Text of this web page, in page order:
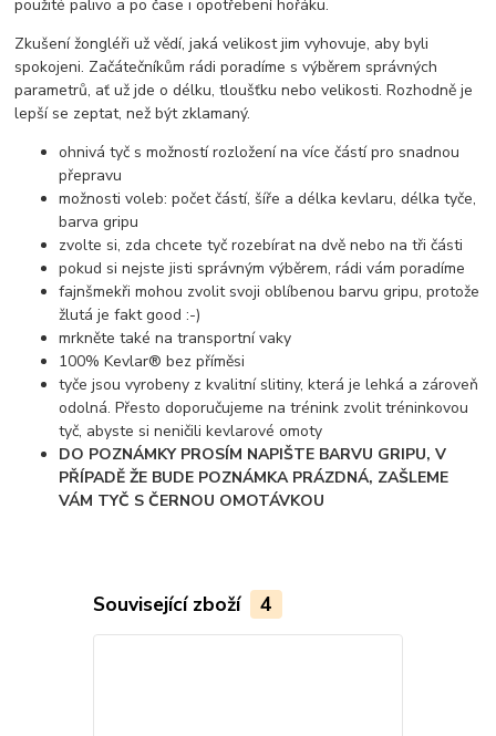
použité palivo a po čase i opotřebení hořáku.
Zkušení žongléři už vědí, jaká velikost jim vyhovuje, aby byli
spokojeni. Začátečníkům rádi poradíme s výběrem správných
parametrů, ať už jde o délku, tloušťku nebo velikosti. Rozhodně je
lepší se zeptat, než být zklamaný.
ohnivá tyč s možností rozložení na více částí pro snadnou
přepravu
možnosti voleb: počet částí, šíře a délka kevlaru, délka tyče,
barva gripu
zvolte si, zda chcete tyč rozebírat na dvě nebo na tři části
pokud si nejste jisti správným výběrem, rádi vám poradíme
fajnšmekři mohou zvolit svoji oblíbenou barvu gripu, protože
žlutá je fakt good :-)
mrkněte také na transportní vaky
100% Kevlar® bez příměsi
tyče jsou vyrobeny z kvalitní slitiny, která je lehká a zároveň
odolná. Přesto doporučujeme na trénink zvolit tréninkovou
tyč, abyste si neničili kevlarové omoty
DO POZNÁMKY PROSÍM NAPIŠTE BARVU GRIPU, V
PŘÍPADĚ ŽE BUDE POZNÁMKA PRÁZDNÁ, ZAŠLEME
VÁM TYČ S ČERNOU OMOTÁVKOU
Související zboží 4